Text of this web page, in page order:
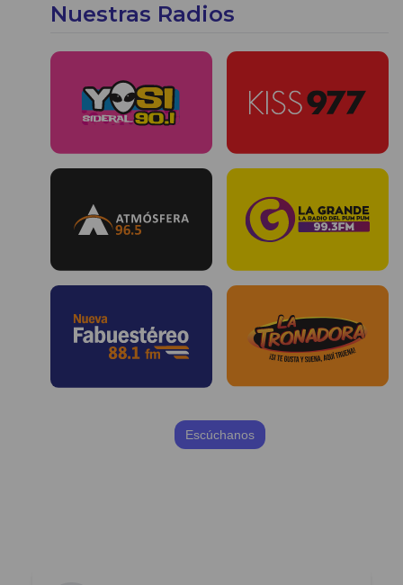
Nuestras Radios
Escúchanos